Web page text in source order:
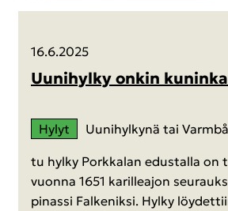
16.6.2025
Uu­ni­hyl­ky onkin
Hylyt Uu­ni­hyl­ky­nä tai
tu hylky Pork­ka­lan edus­tal­la on
vuon­na 1651 ka­ril­lea­jon
pi­nas­si Fal­ke­nik­si. Hylky